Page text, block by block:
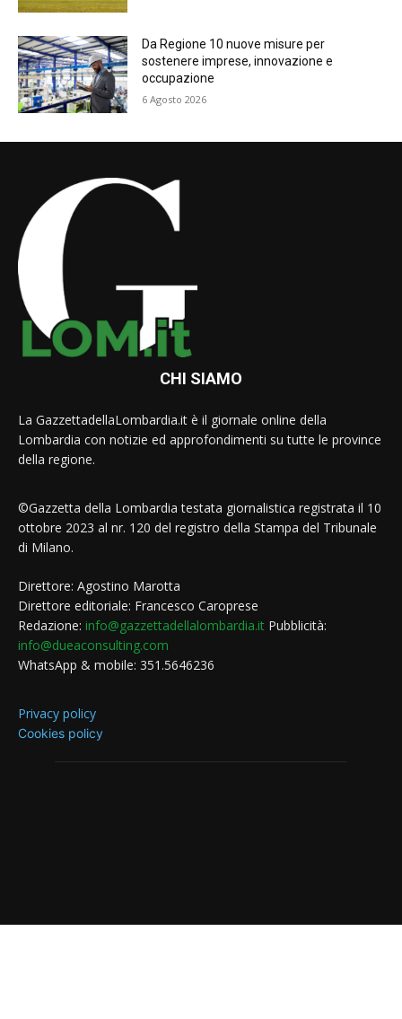
Da Regione 10 nuove misure per
sostenere imprese, innovazione e
occupazione
6 Agosto 2026
CHI SIAMO
La GazzettadellaLombardia.it è il giornale online della
Lombardia con notizie ed approfondimenti su tutte le province
della regione.
©Gazzetta della Lombardia testata giornalistica registrata il 10
ottobre 2023 al nr. 120 del registro della Stampa del Tribunale
di Milano.
Direttore: Agostino Marotta
Direttore editoriale: Francesco Caroprese
Redazione: info@gazzettadellalombardia.it Pubblicità:
info@dueaconsulting.com
WhatsApp & mobile: 351.5646236
Privacy policy
Cookies policy